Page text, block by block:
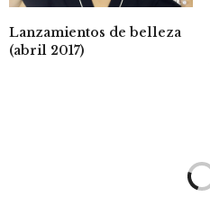
Lanzamientos de belleza
(abril 2017)